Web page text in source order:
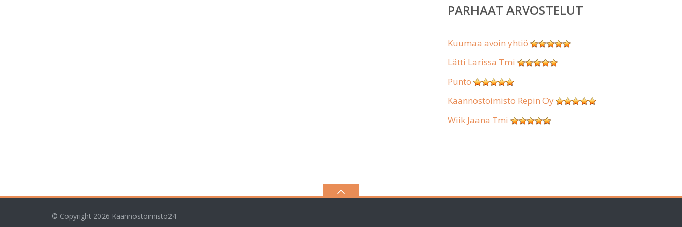
PARHAAT ARVOSTELUT
Kuumaa avoin yhtiö
Lätti Larissa Tmi
Punto
Käännöstoimisto Repin Oy
Wiik Jaana Tmi
© Copyright 2026 Käännöstoimisto24